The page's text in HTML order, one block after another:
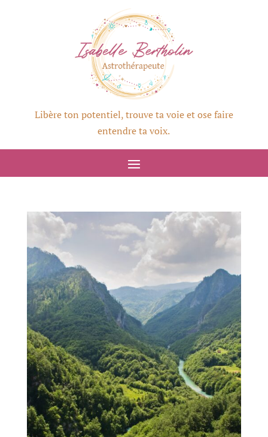
Libère ton potentiel, trouve ta voie et ose faire
entendre ta voix.